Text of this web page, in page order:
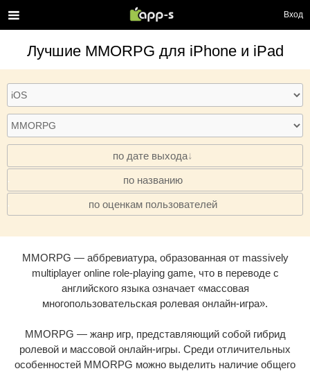
Вход
Лучшие MMORPG для iPhone и iPad
по дате выхода
· по названию
· по оценкам пользователей
MMORPG — аббревиатура, образованная от massively
multiplayer online role-playing game, что в переводе с
английского языка означает «массовая
многопользовательская ролевая онлайн-игра».
MMORPG — жанр игр, представляющий собой гибрид
ролевой и массовой онлайн-игры. Среди отличительных
особенностей MMORPG можно выделить наличие общего